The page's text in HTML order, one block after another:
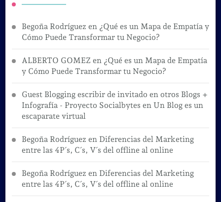
Begoña Rodríguez en ¿Qué es un Mapa de Empatía y
Cómo Puede Transformar tu Negocio?
ALBERTO GOMEZ en ¿Qué es un Mapa de Empatía
y Cómo Puede Transformar tu Negocio?
Guest Blogging escribir de invitado en otros Blogs +
Infografía - Proyecto Socialbytes en Un Blog es un
escaparate virtual
Begoña Rodríguez en Diferencias del Marketing
entre las 4P´s, C´s, V´s del offline al online
Begoña Rodríguez en Diferencias del Marketing
entre las 4P´s, C´s, V´s del offline al online